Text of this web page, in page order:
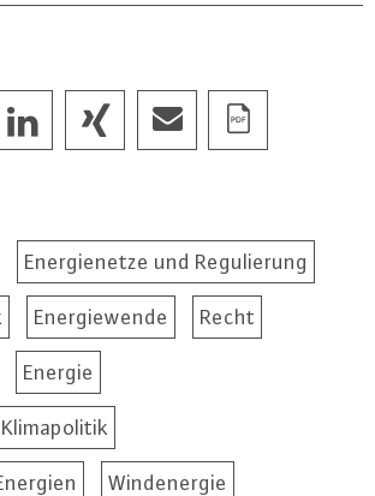
Energienetze und Regulierung
Energiewende Recht
Energie
Windenergie